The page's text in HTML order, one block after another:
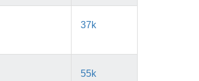
37k
55k